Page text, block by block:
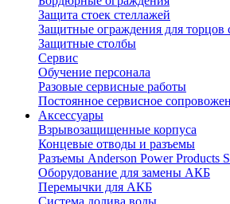
Защита стоек стеллажей
Защитные ограждения для торцов
Защитные столбы
Сервис
Обучение персонала
Разовые сервисные работы
Постоянное сервисное
Аксессуары
Взрывозащищенные корпуса
Концевые отводы и разъемы
Разъемы Anderson Power Products
Оборудование для замены АКБ
Перемычки для АКБ
Система долива воды